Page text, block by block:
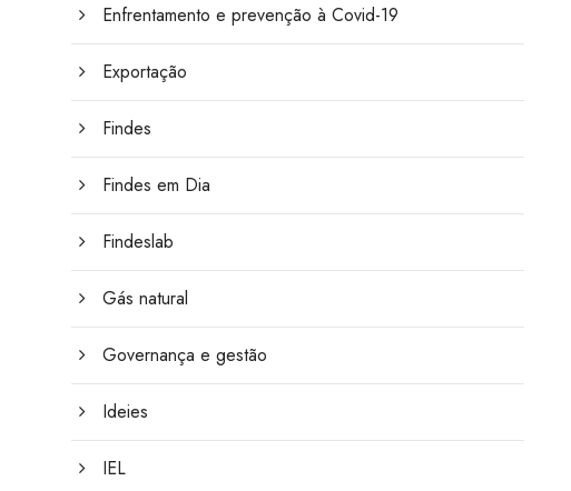
Enfrentamento e prevenção à Covid-19
Exportação
Findes
Findes em Dia
Findeslab
Gás natural
Governança e gestão
Ideies
IEL